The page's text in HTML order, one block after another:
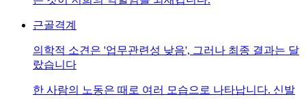
근골격계
의학적 소견은 '업무관련성 낮음', 그러나 최종 결과는 달
랐습니다
한 사람의 노동은 때로 여러 모습으로 나타납니다. 신발